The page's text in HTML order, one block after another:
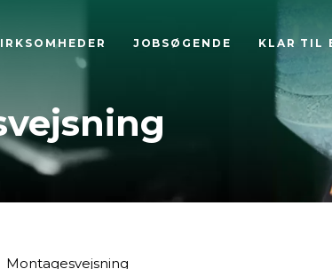
JOBSØGENDE KLAR TIL
Montagesvejsning